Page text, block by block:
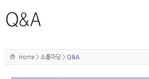
Home > 소통마당 > Q&A